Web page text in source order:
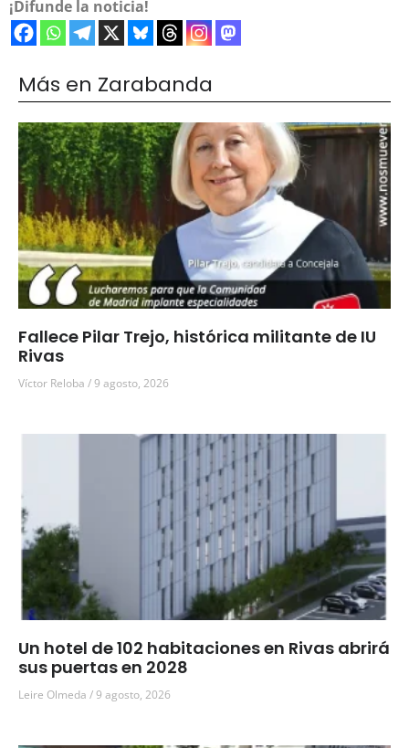
¡Difunde la noticia!
Más en Zarabanda
Fallece Pilar Trejo, histórica militante de IU
Rivas
Víctor Reloba 9 agosto, 2026
Un hotel de 102 habitaciones en Rivas abrirá
sus puertas en 2028
Leire Olmeda 9 agosto, 2026